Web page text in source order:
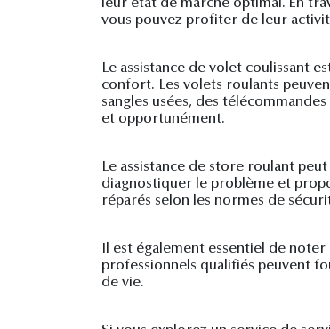
leur état de marche optimal. En
vous pouvez profiter de leur
Le assistance de volet coulissant
confort. Les volets roulants
sangles usées, des
et opportunément.
Le assistance de store roulant
diagnostiquer le problème et
réparés selon les normes de
Il est également essentiel de
professionnels qualifiés peuvent
de vie.